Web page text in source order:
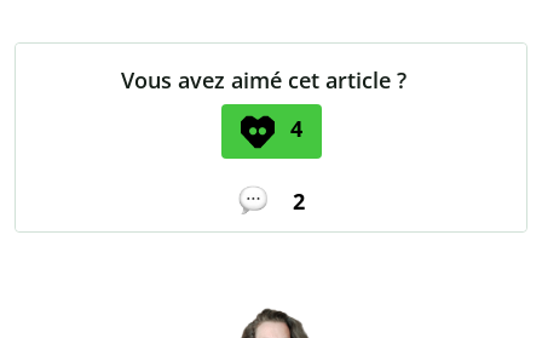
Vous avez aimé cet article ?
4
2